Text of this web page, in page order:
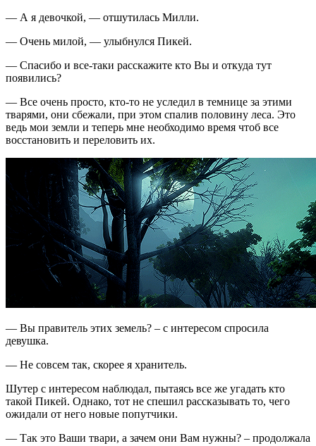
— А я девочкой, — отшутилась Милли.
— Очень милой, — улыбнулся Пикей.
— Спасибо и все-таки расскажите кто Вы и откуда тут
появились?
— Все очень просто, кто-то не уследил в темнице за этими
тварями, они сбежали, при этом спалив половину леса. Это
ведь мои земли и теперь мне необходимо время чтоб все
восстановить и переловить их.
— Вы правитель этих земель? – с интересом спросила
девушка.
— Не совсем так, скорее я хранитель.
Шутер с интересом наблюдал, пытаясь все же угадать кто
такой Пикей. Однако, тот не спешил рассказывать то, чего
ожидали от него новые попутчики.
— Так это Ваши твари, а зачем они Вам нужны? – продолжала